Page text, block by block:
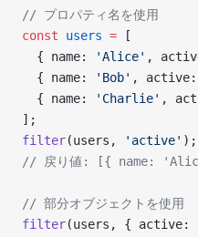
// プロパティ名を使用
const users = [
  { name:
'Alice' ,
  { name:
'Bob' , active:
  { name:
'Charlie' ,
];
filter(users, 'active' );
// 戻り値: [{ name:
// 部分オブジェクトを使用
filter(users, { active: